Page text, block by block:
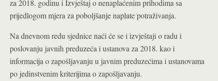
za 2018. godinu i Izvještaj o nenaplaćenim prihodima sa
prijedlogom mjera za poboljšanje naplate potraživanja.
Na dnevnom redu sjednice naći će se i izvještaji o radu i
poslovanju javnih preduzeća i ustanova za 2018. kao i
informacija o zapošljavanju u javnim preduzećima i ustanovama
po jedinstvenim kriterijima o zapošljavanju.